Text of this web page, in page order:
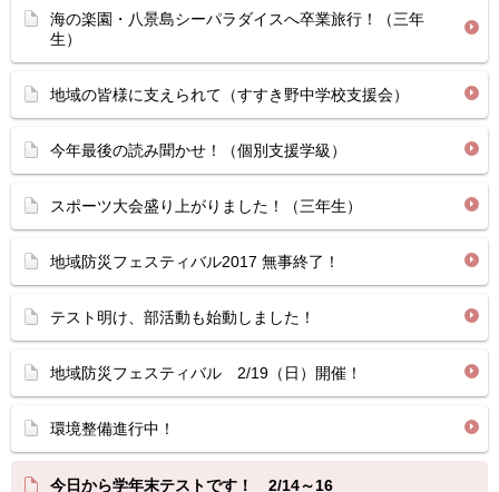
海の楽園・八景島シーパラダイスへ卒業旅行！（三年
生）
地域の皆様に支えられて（すすき野中学校支援会）
今年最後の読み聞かせ！（個別支援学級）
スポーツ大会盛り上がりました！（三年生）
地域防災フェスティバル2017 無事終了！
テスト明け、部活動も始動しました！
地域防災フェスティバル 2/19（日）開催！
環境整備進行中！
今日から学年末テストです！ 2/14～16